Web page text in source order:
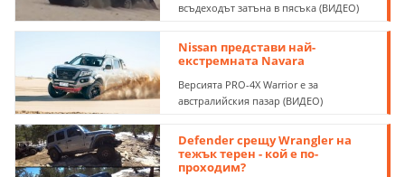
всъдеходът затъна в пясъка (ВИДЕО)
Nissan представи най-
екстремната Navara
Версията PRO-4X Warrior е за
австралийския пазар (ВИДЕО)
Defender срещу Wrangler на
тежък терен - кой е по-
проходим?